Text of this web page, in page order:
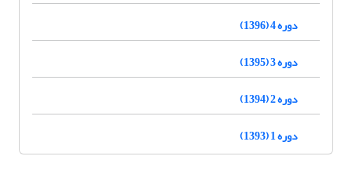
دوره 4 (1396)
دوره 3 (1395)
دوره 2 (1394)
دوره 1 (1393)